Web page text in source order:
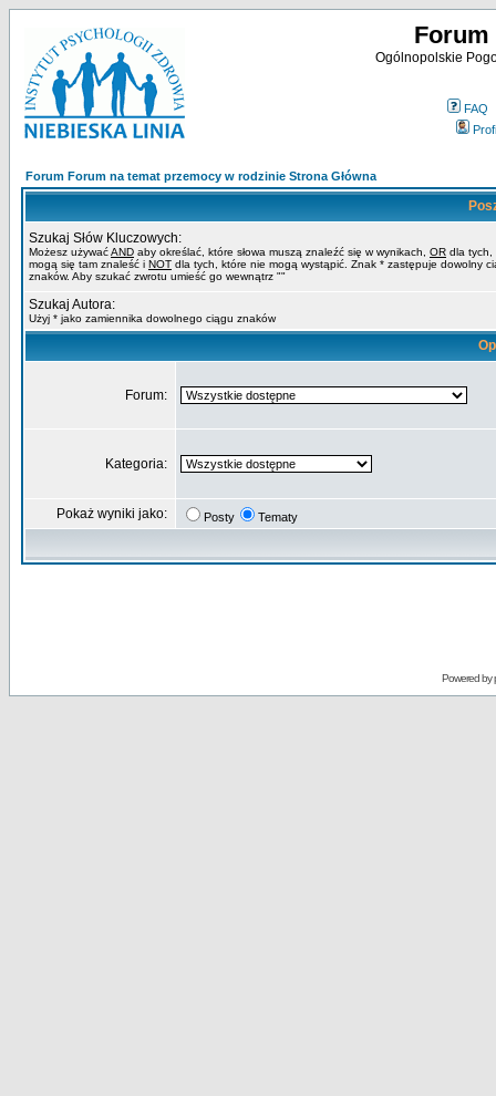
Forum
Ogólnopolskie
FAQ
Forum Forum na temat przemocy w rodzinie Strona Główna
Szukaj Słów Kluczowych:
Możesz używaćAND aby określać, które słowa muszą znaleźć się w wynikach, OR dla tych,
mogą się tam znaleść i NOT dla tych, które nie mogą wystąpić. Znak * zastępuje dowolny
znaków. Aby szukać zwrotu umieść go wewnątrz ""
Szukaj Autora:
Użyj * jako zamiennika dowolnego ciągu znaków
Forum:
Kategoria:
Pokaż wyniki jako: Posty Tematy
Powered by